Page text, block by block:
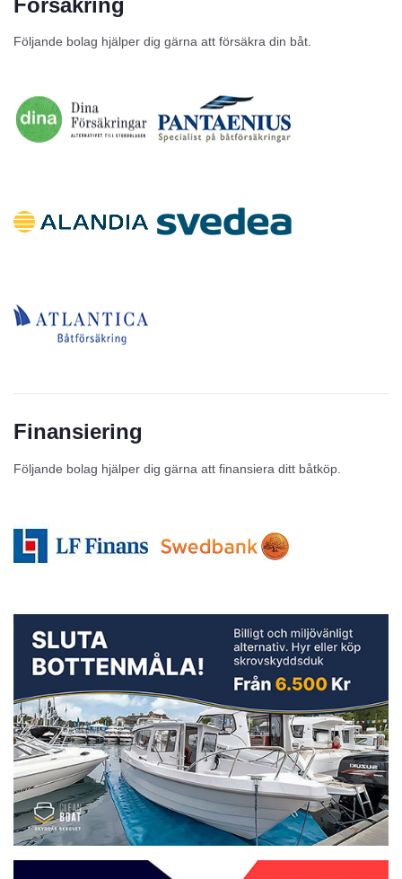
Följande bolag hjälper dig gärna att försäkra din båt.
Finansiering
Följande bolag hjälper dig gärna att finansiera ditt båtköp.